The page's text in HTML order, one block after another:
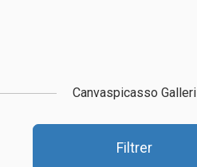
Canvaspicasso Galleri
Filtrer